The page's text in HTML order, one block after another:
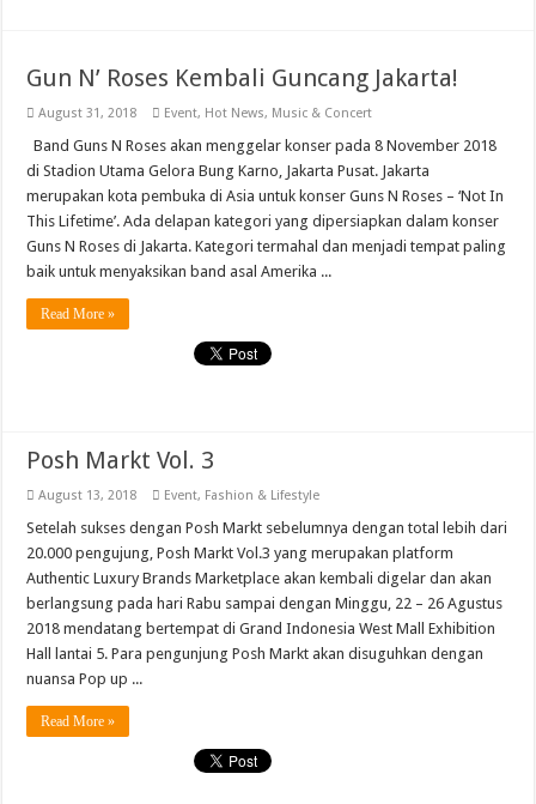
Gun N’ Roses Kembali Guncang Jakarta!
August 31, 2018 Event, Hot News, Music & Concert
Band Guns N Roses akan menggelar konser pada 8 November 2018
di Stadion Utama Gelora Bung Karno, Jakarta Pusat. Jakarta
merupakan kota pembuka di Asia untuk konser Guns N Roses – ‘Not In
This Lifetime’. Ada delapan kategori yang dipersiapkan dalam konser
Guns N Roses di Jakarta. Kategori termahal dan menjadi tempat paling
baik untuk menyaksikan band asal Amerika ...
Read More »
Posh Markt Vol. 3
August 13, 2018 Event, Fashion & Lifestyle
Setelah sukses dengan Posh Markt sebelumnya dengan total lebih dari
20.000 pengujung, Posh Markt Vol.3 yang merupakan platform
Authentic Luxury Brands Marketplace akan kembali digelar dan akan
berlangsung pada hari Rabu sampai dengan Minggu, 22 – 26 Agustus
2018 mendatang bertempat di Grand Indonesia West Mall Exhibition
Hall lantai 5. Para pengunjung Posh Markt akan disuguhkan dengan
nuansa Pop up ...
Read More »